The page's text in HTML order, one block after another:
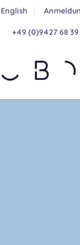
English
+49 (0)9427 68